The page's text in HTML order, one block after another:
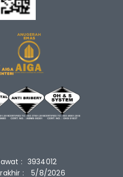
: 3934012
:
5/8/2026